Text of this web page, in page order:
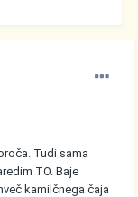
Tudi sama
TO. Baje
kamilčnega čaja